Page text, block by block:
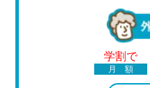
学割で
月 額